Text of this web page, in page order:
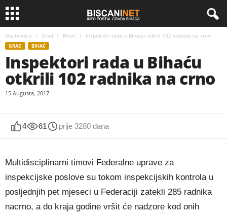
Naslovnica Grad Bihać Inspektori rada u Bihaću otkrili 102 radnika na crno
GRAD BIHAĆ
Inspektori rada u Bihaću
otkrili 102 radnika na crno
15 Augusta, 2017
4 61 prije 3280 dana
Multidisciplinarni timovi Federalne uprave za
inspekcijske poslove su tokom inspekcijskih kontrola u
posljednjih pet mjeseci u Federaciji zatekli 285 radnika
nacrno, a do kraja godine vršit će nadzore kod onih